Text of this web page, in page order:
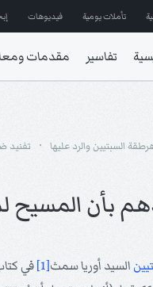
تأملات يومية فيديوهات
تفاسير مقدمات
السبتيين والرد عليها تفنيد
بأن المسيح
السيد أوريا سمث[1] في